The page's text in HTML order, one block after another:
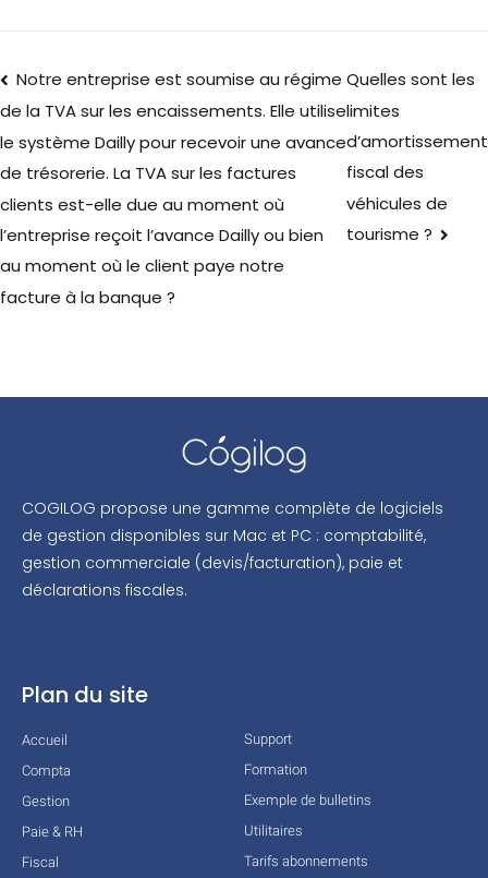
Notre entreprise est soumise au régime
de la TVA sur les encaissements. Elle utilise
le système Dailly pour recevoir une avance
de trésorerie. La TVA sur les factures
clients est-elle due au moment où
l’entreprise reçoit l’avance Dailly ou bien
au moment où le client paye notre
facture à la banque ?
Quelles sont les
limites
d’amortissement
fiscal des
véhicules de
tourisme ?
COGILOG propose une gamme complète de logiciels
de gestion disponibles sur Mac et PC : comptabilité,
gestion commerciale (devis/facturation), paie et
déclarations fiscales.
Plan du site
Accueil
Compta
Gestion
Paie & RH
Fiscal
Support
Formation
Exemple de bulletins
Utilitaires
Tarifs abonnements